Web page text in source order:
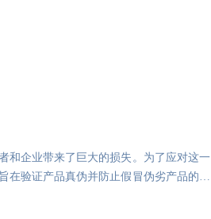
和企业带来了巨大的损失。为了应对这一
在验证产品真伪并防止假冒伪劣产品的流